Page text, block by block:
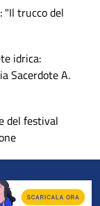
"Il trucco del
idrica:
Sacerdote A.
del festival